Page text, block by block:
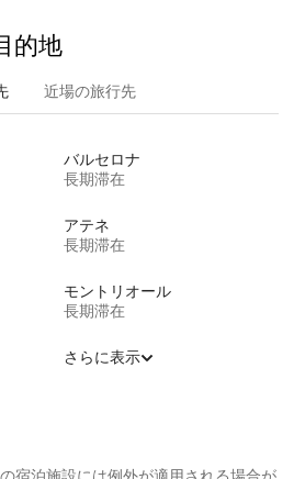
的⁠地
近場の旅行先
バルセロナ
長期滞在
アテネ
長期滞在
モントリオール
長期滞在
さらに表示